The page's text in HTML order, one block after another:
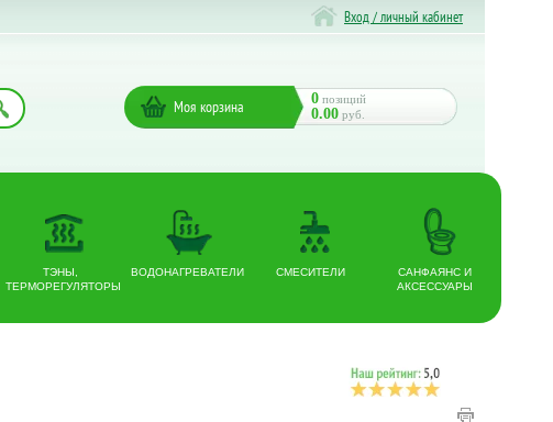
Вход / личный кабинет
Моя корзина 0 позиций
0.00 руб.
ТЭНЫ,
ТЕРМОРЕГУЛЯТОРЫ
ВОДОНАГРЕВАТЕЛИ СМЕСИТЕЛИ
САНФАЯНС И
АКСЕССУАРЫ